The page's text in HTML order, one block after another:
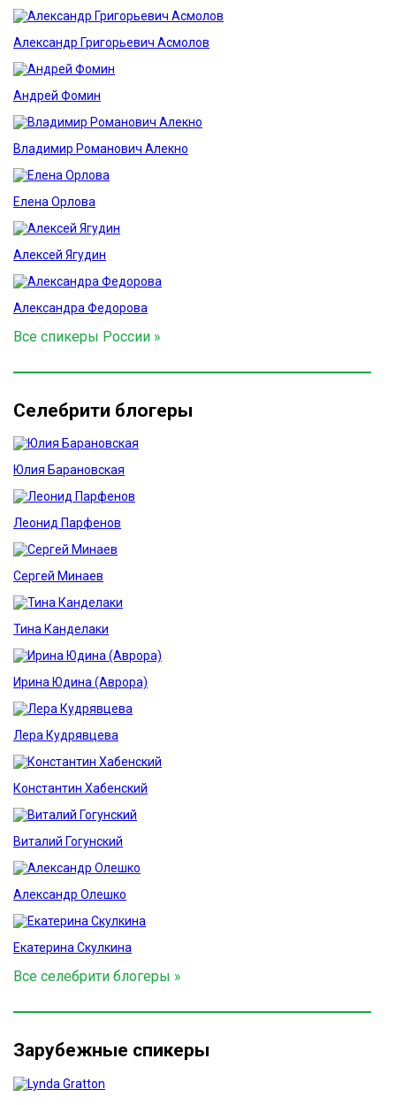
Александр Григорьевич Асмолов
Андрей Фомин
Владимир Романович Алекно
Елена Орлова
Алексей Ягудин
Александра Федорова
Все спикеры России »
Селебрити блогеры
Юлия Барановская
Леонид Парфенов
Сергей Минаев
Тина Канделаки
Ирина Юдина (Аврора)
Лера Кудрявцева
Константин Хабенский
Виталий Гогунский
Александр Олешко
Екатерина Скулкина
Все селебрити блогеры »
Зарубежные спикеры